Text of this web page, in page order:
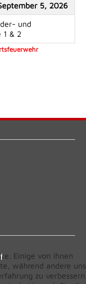
5, 2026
und
1 & 2
Einige von ihnen
während andere uns
zu verbessern